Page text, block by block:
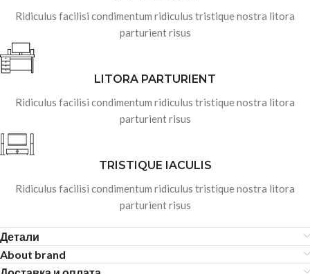
Ridiculus facilisi condimentum ridiculus tristique nostra litora
parturient risus
LITORA PARTURIENT
Ridiculus facilisi condimentum ridiculus tristique nostra litora
parturient risus
TRISTIQUE IACULIS
Ridiculus facilisi condimentum ridiculus tristique nostra litora
parturient risus
Детали
About brand